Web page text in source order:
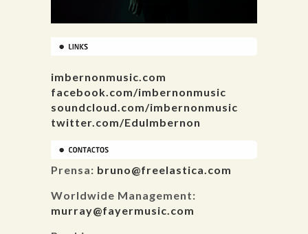
imbernonmusic.com
facebook.com/imbernonmusic
soundcloud.com/imbernonmusic
twitter.com/EduImbernon
Prensa: bruno@freelastica.com
Worldwide Management:
murray@fayermusic.com